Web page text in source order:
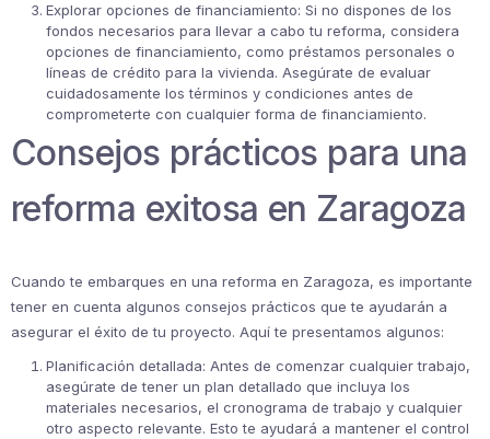
Explorar opciones de financiamiento: Si no dispones de los
fondos necesarios para llevar a cabo tu reforma, considera
opciones de financiamiento, como préstamos personales o
líneas de crédito para la vivienda. Asegúrate de evaluar
cuidadosamente los términos y condiciones antes de
comprometerte con cualquier forma de financiamiento.
Consejos prácticos para una
reforma exitosa en Zaragoza
Cuando te embarques en una reforma en Zaragoza, es importante
tener en cuenta algunos consejos prácticos que te ayudarán a
asegurar el éxito de tu proyecto. Aquí te presentamos algunos:
Planificación detallada: Antes de comenzar cualquier trabajo,
asegúrate de tener un plan detallado que incluya los
materiales necesarios, el cronograma de trabajo y cualquier
otro aspecto relevante. Esto te ayudará a mantener el control